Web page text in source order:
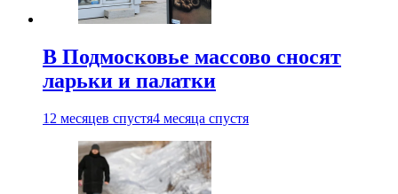
В Подмосковье массово сносят
ларьки и палатки
12 месяцев спустя4 месяца спустя